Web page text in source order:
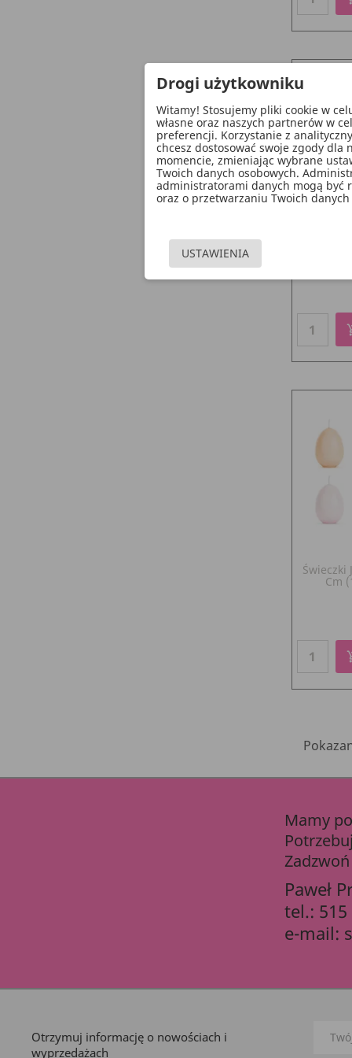
Świeczki
Cm
Mamy
Paweł
tel.: 515
e-mail:
Otrzymuj informację o nowościach i
wyprzedażach
Drogi użytkowniku
Witamy! Stosujemy pliki cookie w
własne oraz naszych partnerów w
preferencji. Korzystanie z
chcesz dostosować swoje zgody dla
momencie, zmieniając wybrane
Twoich danych osobowych.
administratorami danych mogą być
oraz o przetwarzaniu Twoich
USTAWIENIA